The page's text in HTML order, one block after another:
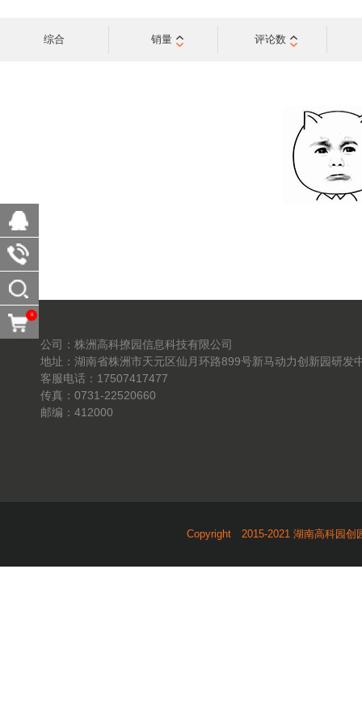
综合 销量 评论数
公司：株洲高科撩园信息科技有限公司
地址：湖南省株洲市天元区仙月环路899号新马动力创新园研发
客服电话：17507417477
传真：0731-22520660
邮编：412000
Copyright 2015-2021 湖南高科园创
0